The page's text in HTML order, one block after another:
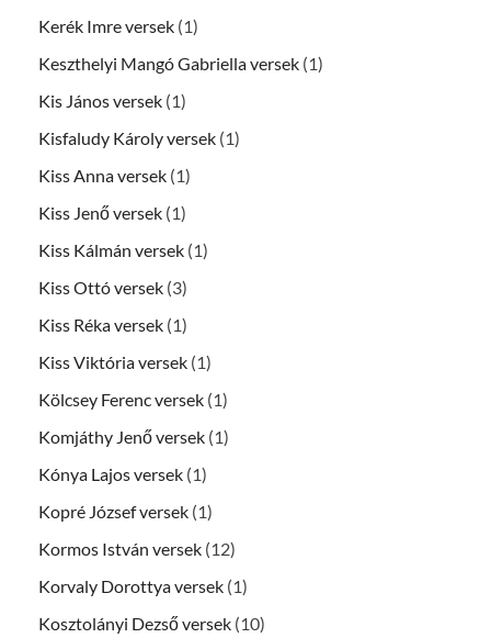
Kerék Imre versek (1)
Keszthelyi Mangó Gabriella versek (1)
Kis János versek (1)
Kisfaludy Károly versek (1)
Kiss Anna versek (1)
Kiss Jenő versek (1)
Kiss Kálmán versek (1)
Kiss Ottó versek (3)
Kiss Réka versek (1)
Kiss Viktória versek (1)
Kölcsey Ferenc versek (1)
Komjáthy Jenő versek (1)
Kónya Lajos versek (1)
Kopré József versek (1)
Kormos István versek (12)
Korvaly Dorottya versek (1)
Kosztolányi Dezső versek (10)